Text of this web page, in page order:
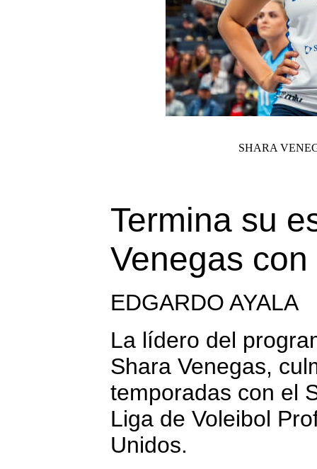
SHARA
Termina su
Venegas
EDGARDO AYALA
La lídero del
Shara Venegas,
temporadas con el
Liga de Voleibol
Unidos.